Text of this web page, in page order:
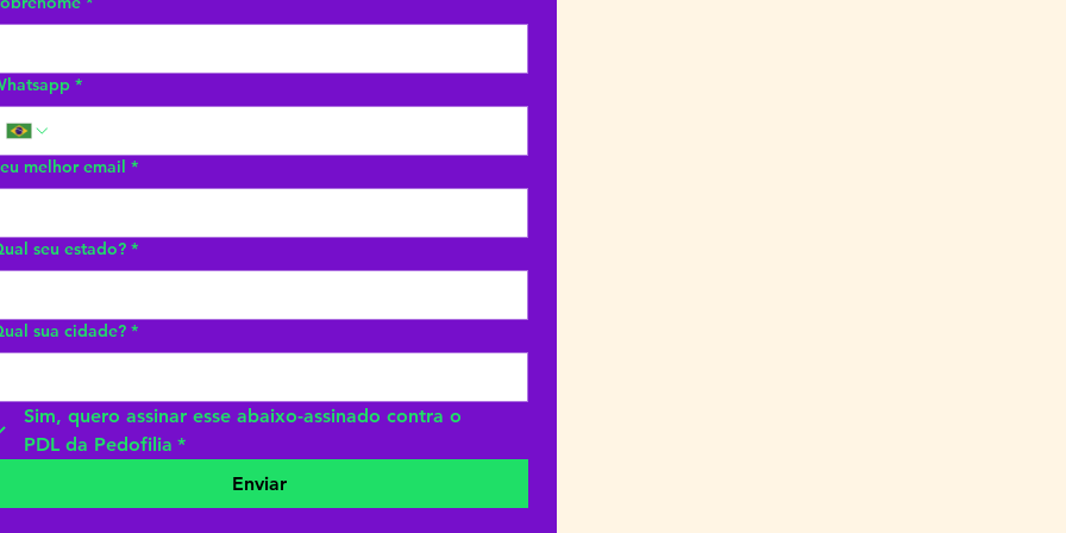
*
melhor email *
seu estado? *
sua cidade? *
Sim, quero assinar esse abaixo-assinado contra o
PDL da Pedofilia *
Enviar